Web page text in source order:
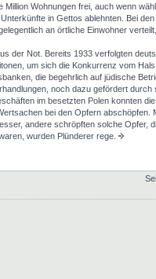
Wohnungen frei, auch wenn
in Gettos ablehnten. Bei
an örtliche Einwohner
der Not. Bereits 1933 verfolgten
um sich die Konkurrenz vom
die begehrlich auf jüdische
noch dazu gefördert durch
im besetzten Polen konnten
bei den Opfern abschöpfen.
andere schröpften solche Opfer,
wurden Plünderer rege.